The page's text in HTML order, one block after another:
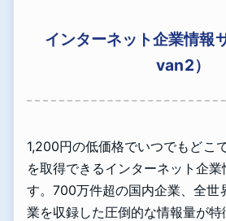
インターネット企業情報
van2）
1,200円の低価格でいつでもどこ
を取得できるインターネット企
す。700万件超の国内企業、全世
業を収録した圧倒的な情報量が特